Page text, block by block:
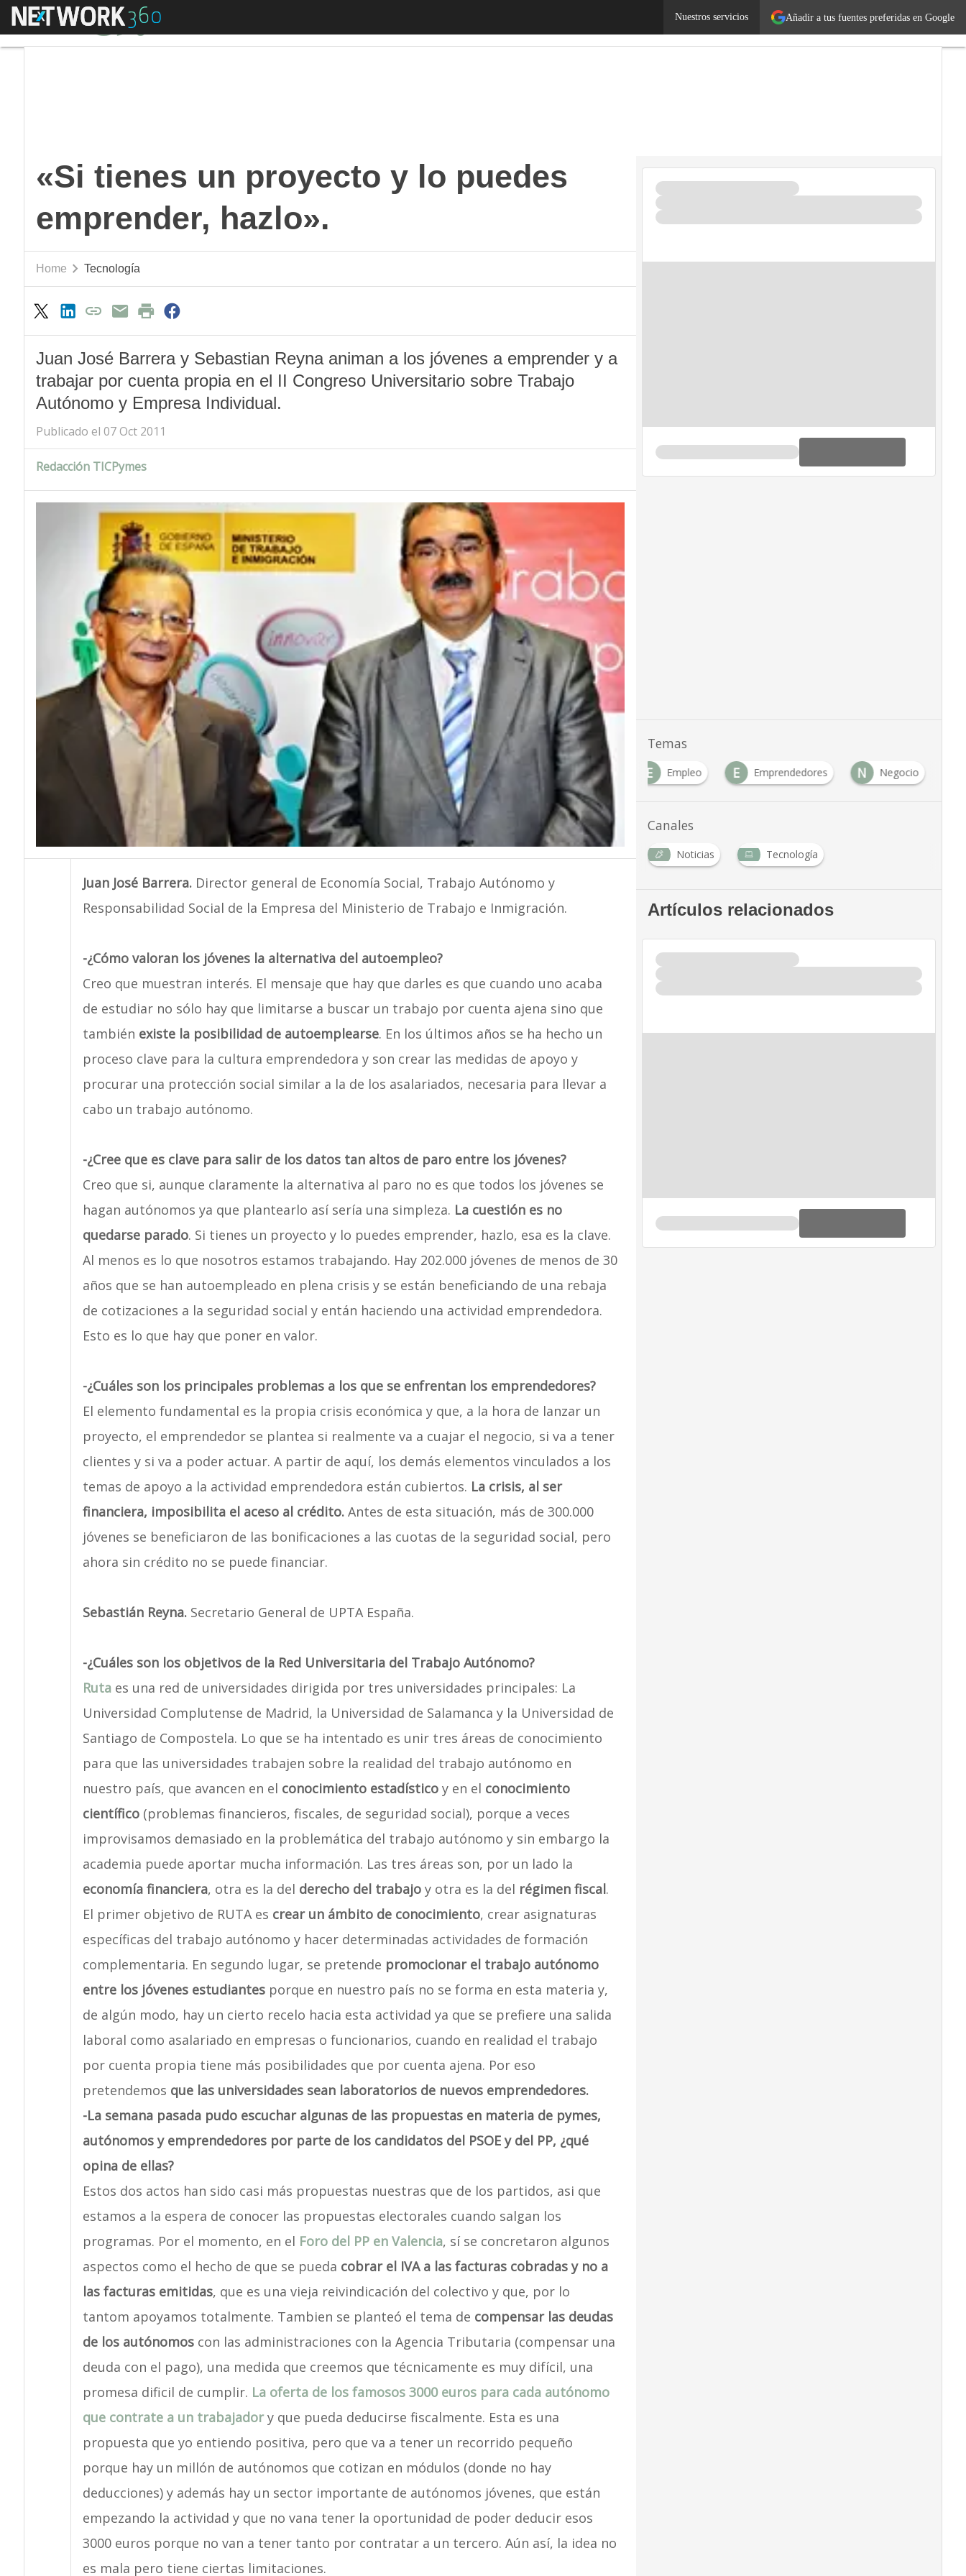
Añadir a tus fuentes preferidas en Google
Nuestros servicios
Menú LegislaciónTecnología
«Si tienes un proyecto y lo puedes
emprender, hazlo».
Home Tecnología
Juan José Barrera y Sebastian Reyna animan a los jóvenes a emprender y a
trabajar por cuenta propia en el II Congreso Universitario sobre Trabajo
Autónomo y Empresa Individual.
Publicado el 07 Oct 2011
Redacción TICPymes
Juan José Barrera.Director general de Economía Social, Trabajo Autónomo y
Responsabilidad Social de la Empresa del Ministerio de Trabajo e Inmigración.
-¿Cómo valoran los jóvenes la alternativa del autoempleo?
Creo que muestran interés. El mensaje que hay que darles es que cuando uno acaba
de estudiar no sólo hay que limitarse a buscar un trabajo por cuenta ajena sino que
también existe la posibilidad de autoemplearse. En los últimos años se ha hecho un
proceso clave para la cultura emprendedora y son crear las medidas de apoyo y
procurar una protección social similar a la de los asalariados, necesaria para llevar a
cabo un trabajo autónomo.
-¿Cree que es clave para salir de los datos tan altos de paro entre los jóvenes?
Creo que si, aunque claramente la alternativa al paro no es que todos los jóvenes se
hagan autónomos ya que plantearlo así sería una simpleza. La cuestión es no
quedarse parado. Si tienes un proyecto y lo puedes emprender, hazlo, esa es la clave.
Al menos es lo que nosotros estamos trabajando. Hay 202.000 jóvenes de menos de 30
años que se han autoempleado en plena crisis y se están beneficiando de una rebaja
de cotizaciones a la seguridad social y entán haciendo una actividad emprendedora.
Esto es lo que hay que poner en valor.
-¿Cuáles son los principales problemas a los que se enfrentan los emprendedores?
El elemento fundamental es la propia crisis económica y que, a la hora de lanzar un
proyecto, el emprendedor se plantea si realmente va a cuajar el negocio, si va a tener
clientes y si va a poder actuar. A partir de aquí, los demás elementos vinculados a los
temas de apoyo a la actividad emprendedora están cubiertos. La crisis, al ser
financiera, imposibilita el aceso al crédito.Antes de esta situación, más de 300.000
jóvenes se beneficiaron de las bonificaciones a las cuotas de la seguridad social, pero
ahora sin crédito no se puede financiar.
Sebastián Reyna.Secretario General de UPTA España.
-¿Cuáles son los objetivos de la Red Universitaria del Trabajo Autónomo?
Ruta es una red de universidades dirigida por tres universidades principales: La
Universidad Complutense de Madrid, la Universidad de Salamanca y la Universidad de
Santiago de Compostela. Lo que se ha intentado es unir tres áreas de conocimiento
para que las universidades trabajen sobre la realidad del trabajo autónomo en
nuestro país, que avancen en el conocimiento estadísticoy en el conocimiento
científico(problemas financieros, fiscales, de seguridad social), porque a veces
improvisamos demasiado en la problemática del trabajo autónomo y sin embargo la
academia puede aportar mucha información. Las tres áreas son, por un lado la
economía financiera, otra es la del derecho del trabajoy otra es la del régimen fiscal.
El primer objetivo de RUTA es crear un ámbito de conocimiento, crear asignaturas
específicas del trabajo autónomo y hacer determinadas actividades de formación
complementaria. En segundo lugar, se pretende promocionar el trabajo autónomo
entre los jóvenes estudiantesporque en nuestro país no se forma en esta materia y,
de algún modo, hay un cierto recelo hacia esta actividad ya que se prefiere una salida
laboral como asalariado en empresas o funcionarios, cuando en realidad el trabajo
por cuenta propia tiene más posibilidades que por cuenta ajena. Por eso
pretendemos que las universidades sean laboratorios de nuevos emprendedores.
-La semana pasada pudo escuchar algunas de las propuestas en materia de pymes,
autónomos y emprendedores por parte de los candidatos del PSOE y del PP, ¿qué
opina de ellas?
Estos dos actos han sido casi más propuestas nuestras que de los partidos, asi que
estamos a la espera de conocer las propuestas electorales cuando salgan los
programas. Por el momento, en el Foro del PP en Valencia, sí se concretaron algunos
aspectos como el hecho de que se pueda cobrar el IVA a las facturas cobradas y no a
las facturas emitidas, que es una vieja reivindicación del colectivo y que, por lo
tantom apoyamos totalmente. Tambien se planteó el tema de compensar las deudas
de los autónomoscon las administraciones con la Agencia Tributaria (compensar una
deuda con el pago), una medida que creemos que técnicamente es muy difícil, una
promesa dificil de cumplir. La oferta de los famosos 3000 euros para cada autónomo
que contrate a un trabajadory que pueda deducirse fiscalmente. Esta es una
propuesta que yo entiendo positiva, pero que va a tener un recorrido pequeño
porque hay un millón de autónomos que cotizan en módulos (donde no hay
deducciones) y además hay un sector importante de autónomos jóvenes, que están
empezando la actividad y que no vana tener la oportunidad de poder deducir esos
3000 euros porque no van a tener tanto por contratar a un tercero. Aún así, la idea no
es mala pero tiene ciertas limitaciones.
Temas
E
Empleo E Emprendedores N Negocio
Canales
Noticias Tecnología
Artículos relacionados